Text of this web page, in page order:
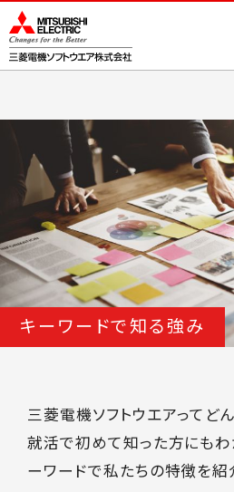
キーワードで知る強み
三菱電機ソフトウエアってど
就活で初めて知った方にもわ
ーワードで私たちの特徴を紹